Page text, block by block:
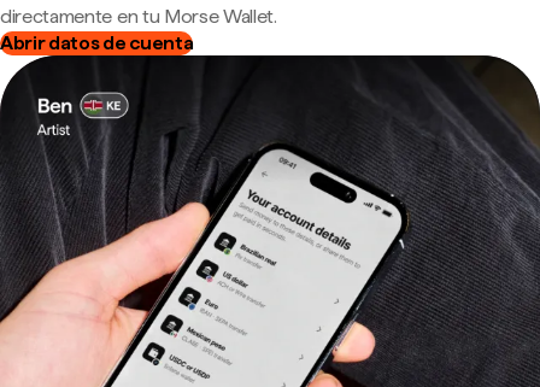
directamente en tu Morse Wallet.
Abrir datos de cuenta